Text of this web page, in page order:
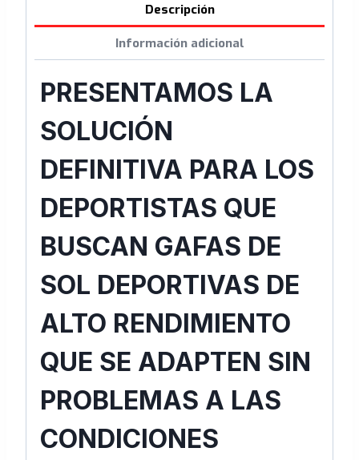
Descripción
Información adicional
PRESENTAMOS LA
SOLUCIÓN
DEFINITIVA PARA LOS
DEPORTISTAS QUE
BUSCAN GAFAS DE
SOL DEPORTIVAS DE
ALTO RENDIMIENTO
QUE SE ADAPTEN SIN
PROBLEMAS A LAS
CONDICIONES